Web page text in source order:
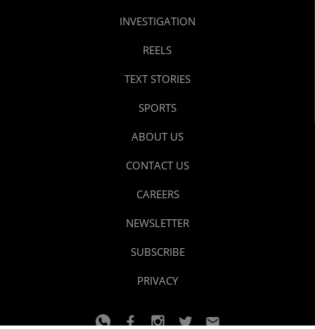
INVESTIGATION
REELS
TEXT STORIES
SPORTS
ABOUT US
CONTACT US
CAREERS
NEWSLETTER
SUBSCRIBE
PRIVACY